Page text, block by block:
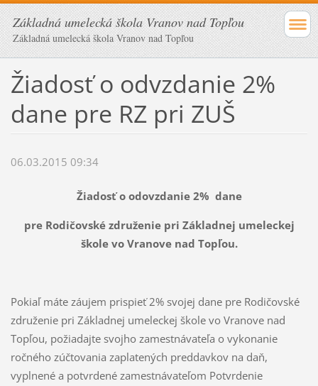
Základná umelecká škola Vranov nad Topľou
Základná umelecká škola Vranov nad Topľou
Žiadosť o odvzdanie 2%
dane pre RZ pri ZUŠ
06.03.2015 09:34
Žiadosť o odovzdanie 2% dane
pre Rodičovské združenie pri Základnej umeleckej
škole vo Vranove nad Topľou.
Pokiaľ máte záujem prispieť 2% svojej dane pre Rodičovské
združenie pri Základnej umeleckej škole vo Vranove nad
Topľou, požiadajte svojho zamestnávateľa o vykonanie
ročného zúčtovania zaplatených preddavkov na daň,
vyplnené a potvrdené zamestnávateľom Potvrdenie